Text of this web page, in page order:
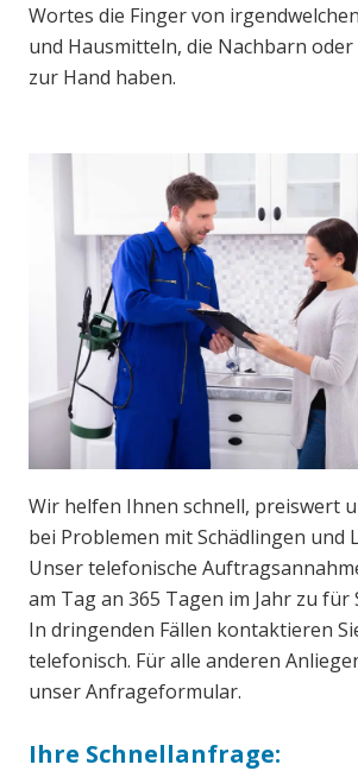
Wortes die Finger von
und Hausmitteln, die Nachbarn
zur Hand haben.
Wir helfen Ihnen schnell, preiswert
bei Problemen mit Schädlingen und
Unser telefonische Auftragsannahme ist 24 Stunden
am Tag an 365 Tagen im Jahr zu für Sie zu erreichen.
In dringenden Fällen kontaktieren Sie uns
telefonisch. Für alle anderen
unser Anfrageformular.
Ihre Schnellanfrage: